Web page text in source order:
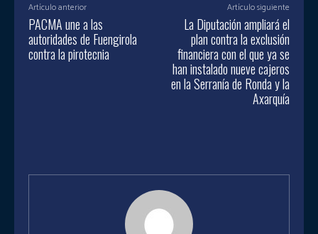
Artículo anterior
PACMA une a las
autoridades de Fuengirola
contra la pirotecnia
Artículo siguiente
La Diputación ampliará el
plan contra la exclusión
financiera con el que ya se
han instalado nueve cajeros
en la Serranía de Ronda y la
Axarquía